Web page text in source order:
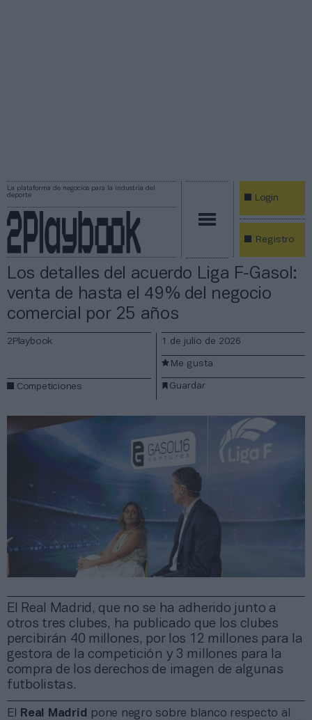
La plataforma de negocios para la industria del
deporte
Login
Registro
Los detalles del acuerdo Liga F-Gasol:
venta de hasta el 49% del negocio
comercial por 25 años
El Real Madrid, que no se ha adherido junto a
otros tres clubes, ha publicado que los clubes
percibirán 40 millones, por los 12 millones para la
gestora de la competición y 3 millones para la
compra de los derechos de imagen de algunas
futbolistas.
2Playbook
Competiciones
1 de julio de 2026
Guardar
Me gusta
El Real Madrid
pone negro sobre blanco respecto al